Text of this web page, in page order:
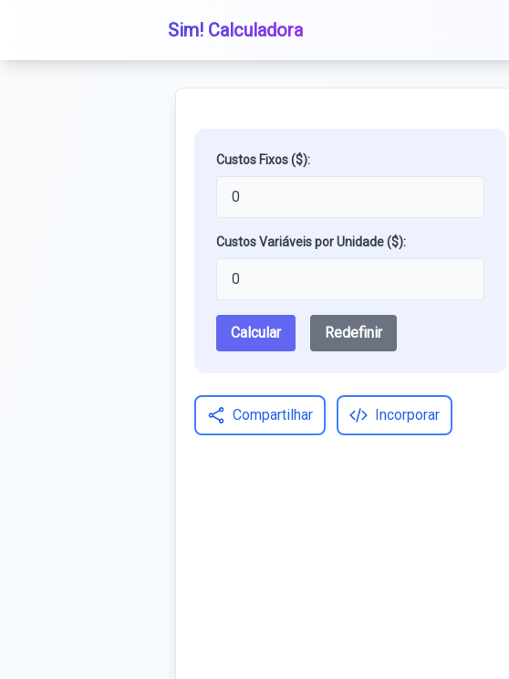
Sim! Calculadora
Custos Fixos ($):
Custos Variáveis por Unidade ($):
Calcular Redefinir
Compartilhar Incorporar